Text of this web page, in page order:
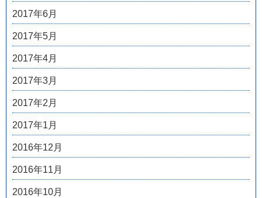
2017年6月
2017年5月
2017年4月
2017年3月
2017年2月
2017年1月
2016年12月
2016年11月
2016年10月